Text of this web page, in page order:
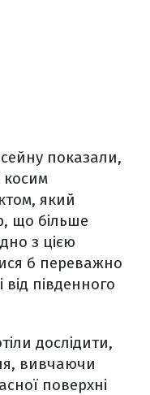
показали,
який
що більше
з цією
б переважно
південного
дослідити,
вивчаючи
поверхні